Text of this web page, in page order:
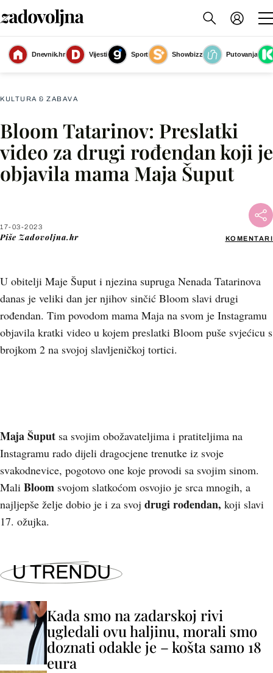
Dnevnik.hr Vijesti Sport Showbizz
Putovanja
Slika nije dostupna
KULTURA & ZABAVA
Bloom Tatarinov: Preslatki
video za drugi rođendan koji je
objavila mama Maja Šuput
17-03-2023
Piše Zadovoljna.hr KOMENTARI
U obitelji Maje Šuput i njezina supruga Nenada Tatarinova
danas je veliki dan jer njihov sinčić Bloom slavi drugi
rođendan. Tim povodom mama Maja na svom je Instagramu
objavila kratki video u kojem preslatki Bloom puše svjećicu s
brojkom 2 na svojoj slavljeničkoj tortici.
Facebook
X
Maja Šuput sa svojim obožavateljima i pratiteljima na
Instagramu rado dijeli dragocjene trenutke iz svoje
svakodnevice, pogotovo one koje provodi sa svojim sinom.
Mali Bloom svojom slatkoćom osvojio je srca mnogih, a
najljepše želje dobio je i za svoj drugi rođendan, koji slavi
17. ožujka.
U TRENDU
Kada smo na zadarskoj rivi
ugledali ovu haljinu, morali smo
doznati odakle je – košta samo 18
eura